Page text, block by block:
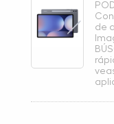
de